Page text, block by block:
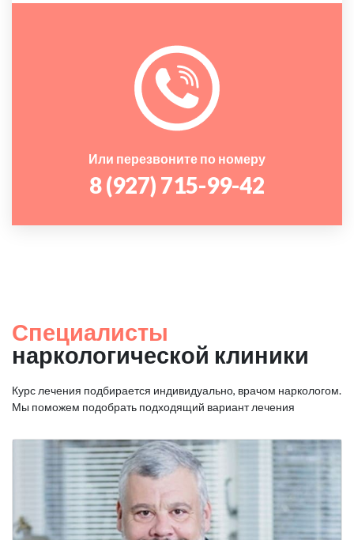
Или перезвоните по номеру
8 (927) 715-99-42
Специалисты
наркологической клиники
Курс лечения подбирается индивидуально, врачом наркологом.
Мы поможем подобрать подходящий вариант лечения